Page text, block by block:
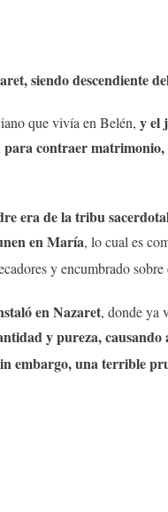
siendo descendiente
que vivía en Belén, y el
para contraer
era de la tribu
en María, lo cual es
y encumbrado
en Nazaret, donde ya
y pureza,
embargo, una terrible